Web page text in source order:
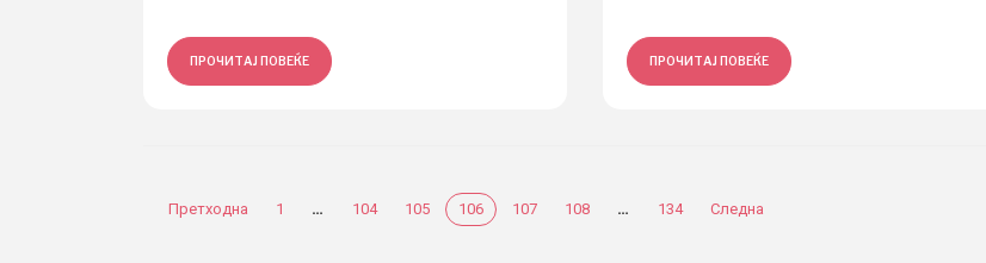
ПРОЧИТАЈ ПОВЕЌЕ ПРОЧИТАЈ ПОВЕЌЕ
Претходна 1 … 104 105 106 107 108 … 134 Следна